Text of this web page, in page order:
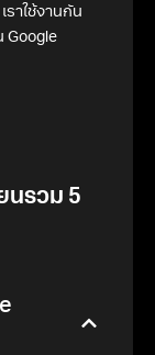
ราใช้งานกัน
Google
นรวม 5